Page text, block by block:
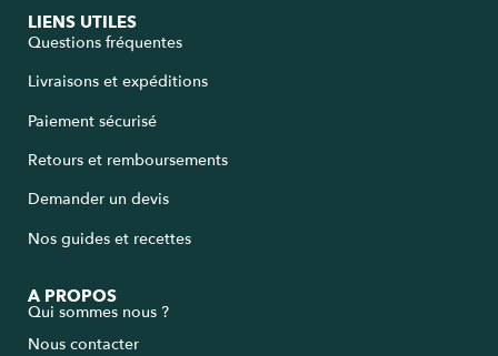
LIENS UTILES
Questions fréquentes
Livraisons et expéditions
Paiement sécurisé
Retours et remboursements
Demander un devis
Nos guides et recettes
A PROPOS
Qui sommes nous ?
Nous contacter